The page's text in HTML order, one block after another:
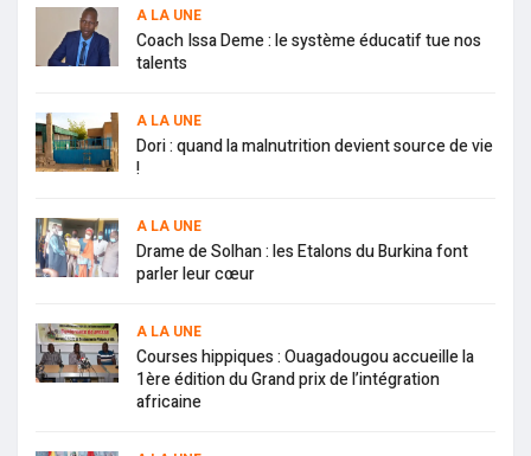
A LA UNE
Coach Issa Deme : le système éducatif tue nos
talents
A LA UNE
Dori : quand la malnutrition devient source de vie
!
A LA UNE
Drame de Solhan : les Etalons du Burkina font
parler leur cœur
A LA UNE
Courses hippiques : Ouagadougou accueille la
1ère édition du Grand prix de l’intégration
africaine